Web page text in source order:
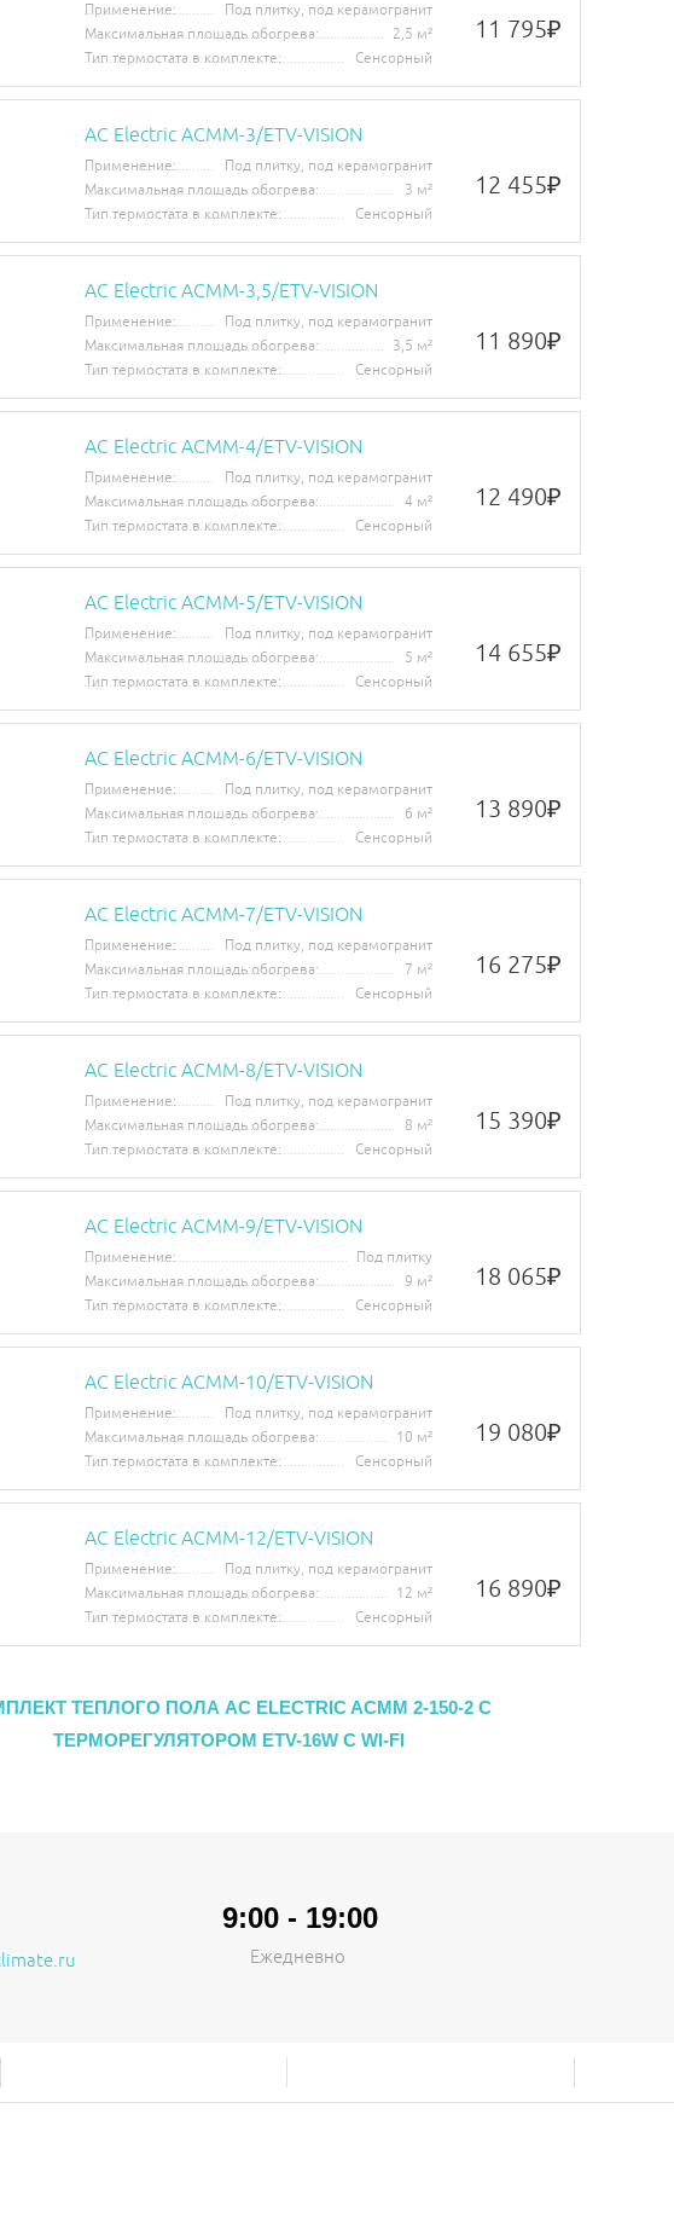
Применение:
Под плитку, под керамогранит
Максимальная площадь обогрева:
2,5 м²
Тип термостата в комплекте:
Сенсорный
11 795₽
AC Electric ACMM-3/ETV-VISION
Применение:
Под плитку, под керамогранит
Максимальная площадь обогрева:
3 м²
Тип термостата в комплекте:
Сенсорный
12 455₽
AC Electric ACMM-3,5/ETV-VISION
Применение:
Под плитку, под керамогранит
Максимальная площадь обогрева:
3,5 м²
Тип термостата в комплекте:
Сенсорный
11 890₽
AC Electric ACMM-4/ETV-VISION
Применение:
Под плитку, под керамогранит
Максимальная площадь обогрева:
4 м²
Тип термостата в комплекте:
Сенсорный
12 490₽
AC Electric ACMM-5/ETV-VISION
Применение:
Под плитку, под керамогранит
Максимальная площадь обогрева:
5 м²
Тип термостата в комплекте:
Сенсорный
14 655₽
AC Electric ACMM-6/ETV-VISION
Применение:
Под плитку, под керамогранит
Максимальная площадь обогрева:
6 м²
Тип термостата в комплекте:
Сенсорный
13 890₽
AC Electric ACMM-7/ETV-VISION
Применение:
Под плитку, под керамогранит
Максимальная площадь обогрева:
7 м²
Тип термостата в комплекте:
Сенсорный
16 275₽
AC Electric ACMM-8/ETV-VISION
Применение:
Под плитку, под керамогранит
Максимальная площадь обогрева:
8 м²
Тип термостата в комплекте:
Сенсорный
15 390₽
AC Electric ACMM-9/ETV-VISION
Применение:
Под плитку
Максимальная площадь обогрева:
9 м²
Тип термостата в комплекте:
Сенсорный
18 065₽
AC Electric ACMM-10/ETV-VISION
Применение:
Под плитку, под керамогранит
Максимальная площадь обогрева:
10 м²
Тип термостата в комплекте:
Сенсорный
19 080₽
AC Electric ACMM-12/ETV-VISION
Применение:
Под плитку, под керамогранит
Максимальная площадь обогрева:
12 м²
Тип термостата в комплекте:
Сенсорный
16 890₽
ТЕПЛОГО ПОЛА AC ELECTRIC ACMM 2-150-2 С
ТЕРМОРЕГУЛЯТОРОМ ETV-16W С WI-FI
9:00 - 19:00
Ежедневно